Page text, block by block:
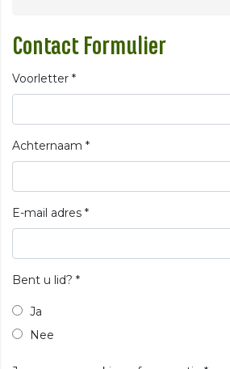
Contact Formulier
Voorletter *
Achternaam *
E-mail adres *
Bent u lid? *
Ja
Nee